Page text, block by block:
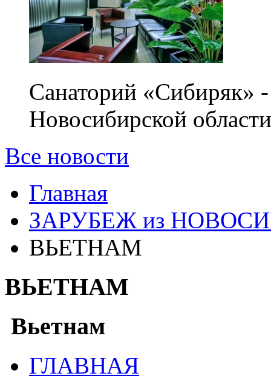
Санаторий «Сибиряк»
Новосибирской
Все новости
Главная
ЗАРУБЕЖ из
ВЬЕТНАМ
ВЬЕТНАМ
Вьетнам
ГЛАВНАЯ